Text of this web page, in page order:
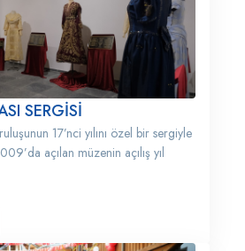
SERGİSİ
17’nci yılını özel bir sergiyle
açılan müzenin açılış yıl